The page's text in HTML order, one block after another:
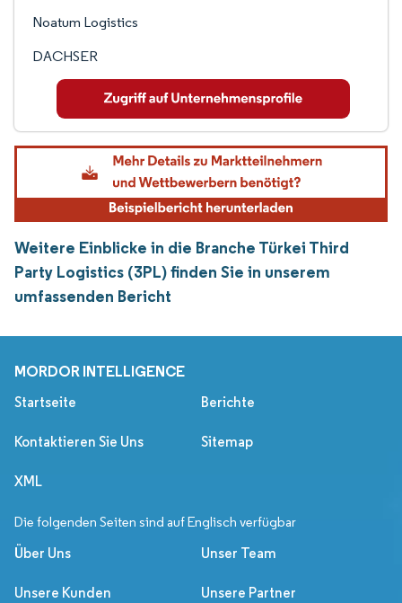
Noatum Logistics
DACHSER
Weitere Einblicke in die Branche Türkei Third
Party Logistics (3PL) finden Sie in unserem
umfassenden Bericht
MORDOR INTELLIGENCE
Startseite Berichte
Kontaktieren Sie Uns Sitemap
XML
Die folgenden Seiten sind auf Englisch verfügbar
Über Uns Unser Team
Unsere Kunden Unsere Partner